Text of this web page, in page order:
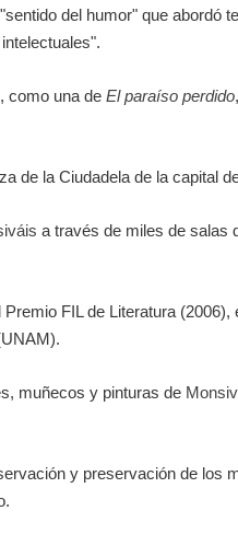
del humor" que abordó
como una deEl paraíso perdido
de la Ciudadela de la capital
a través de miles de salas
FIL de Literatura (2006),
muñecos y pinturas de
y preservación de los